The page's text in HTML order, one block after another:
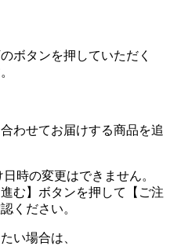
ボタンを押していただく
わせてお届けする商品を追
時の変更はできません。
む】ボタンを押して【ご注
ください。
い場合は、